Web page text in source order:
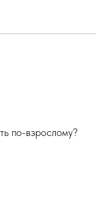
по-взрослому?